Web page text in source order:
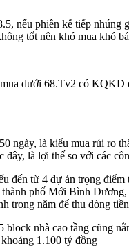
nếu phiên kế tiếp
tốt nên khó mua khó
dưới 68.Tv2 có KQKD
ngày, là kiểu mua rủi ro
là lợi thế so với các
đến từ 4 dự án trọng
phố Mới Bình
năm để thu dòng
block nhà cao tầng cũng
1.100 tỷ đồng